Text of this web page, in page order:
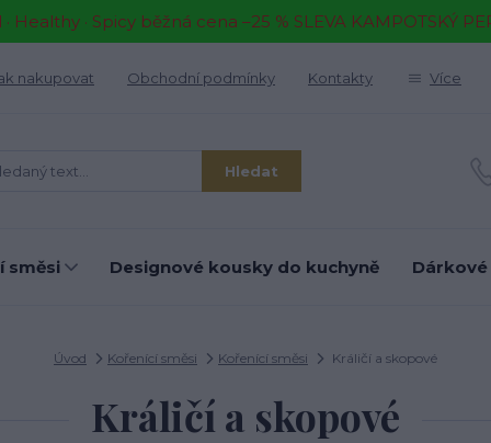
· Healthy · Spicy běžná cena –25 % SLEVA KAMPOTSKÝ
nakupovat Obchodní podmínky Kontakty Více
Hledat
směsi Designové kousky do kuchyně
Úvod Kořenící směsi Kořenící směsi Králičí a skopové
Králičí a skopové